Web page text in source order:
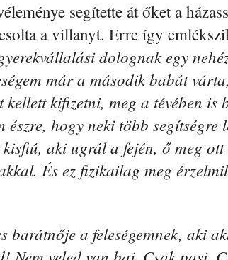
segítette át őket a
a villanyt. Erre így
dolognak egy
már a második babát
kifizetni, meg a tévében is
hogy neki több segítségre
aki ugrál a fején, ő meg
És ez fizikailag meg
barátnője a feleségemnek, aki